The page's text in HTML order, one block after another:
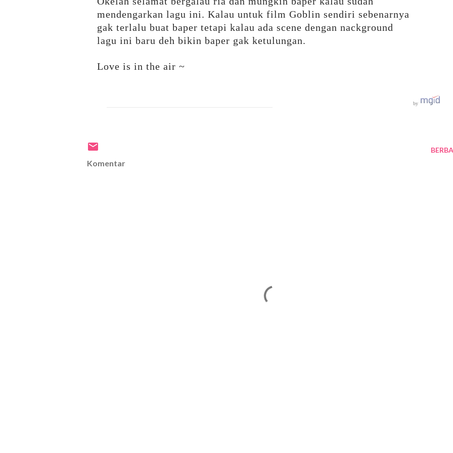
mendengarkan lagu ini. Kalau untuk film Goblin sendiri sebenarnya
gak terlalu buat baper tetapi kalau ada scene dengan nackground
lagu ini baru deh bikin baper gak ketulungan.
Love is in the air ~
by
Komentar